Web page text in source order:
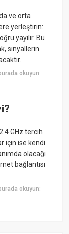
ve orta
yerleştirin:
yayılır. Bu
sinyallerin
okuyun:
GHz tercih
için ise kendi
olacağı
bağlantısı
okuyun: